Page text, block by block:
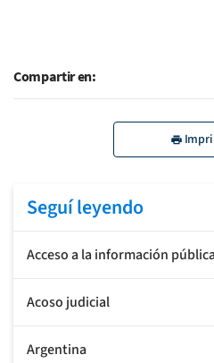
Compartir en:
Seguí leyendo
Acceso a la información pública
Acoso judicial
Argentina